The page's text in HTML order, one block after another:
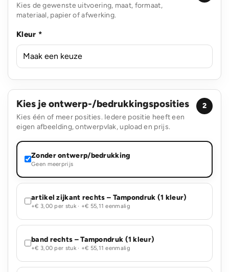
Kies de gewenste uitvoering, maat, formaat,
materiaal, papier of afwerking.
Kleur *
Kies je ontwerp-/bedrukkingsposities
Kies één of meer posities. Iedere positie heeft een
eigen afbeelding, ontwerpvlak, upload en prijs.
2
Zonder ontwerp/bedrukking
Geen meerprijs
artikel zijkant rechts – Tampondruk (1 kleur)
+€ 3,00 per stuk · +€ 55,11 eenmalig
band rechts – Tampondruk (1 kleur)
+€ 3,00 per stuk · +€ 55,11 eenmalig